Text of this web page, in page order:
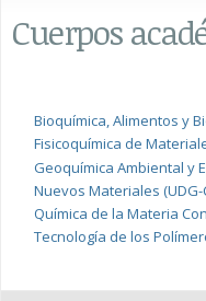
Cuerpos
Bioquímica, Alimentos y
Fisicoquímica de
Geoquímica Ambiental y
Nuevos Materiales (UDG-
Química de la Materia
Tecnología de los